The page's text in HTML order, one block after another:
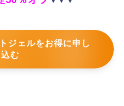
ジェルをお得に申し
込む